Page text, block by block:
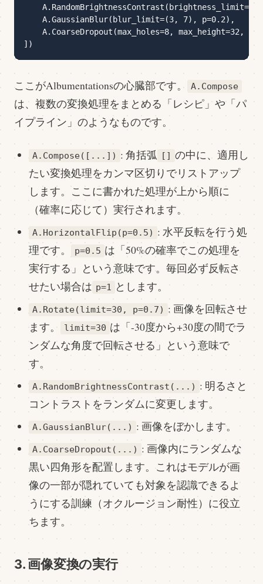
    A.GaussianBlur(blur_limit=(3, 7), p=0.2),
A.CoarseDropout(max_holes=8, max_height=32,
ここがAlbumentationsの心臓部です。 A.Compose
は、複数の変換処理をまとめる「レシピ」や「パ
イプライン」のようなものです。
A.Compose([...]) : 角括弧 [] の中に、適用し
たい変換処理をカンマ区切りでリストアップ
します。ここに書かれた処理が上から順に
（確率に応じて）実行されます。
A.HorizontalFlip(p=0.5) : 水平反転を行う処
理です。
p=0.5 は「50%の確率でこの処理を
実行する」という意味です。毎回必ず反転さ
せたい場合は p=1 とします。
A.Rotate(limit=30, p=0.7) : 画像を回転させ
ます。
limit=30 は「-30度から+30度の間でラ
ンダムな角度で回転させる」という意味で
す。
A.RandomBrightnessContrast(...) : 明るさと
コントラストをランダムに変更します。
A.GaussianBlur(...) : 画像をぼかします。
A.CoarseDropout(...) : 画像内にランダムな
黒い四角形を配置します。これはモデルが画
像の一部が隠れていても対象を認識できるよ
うにする訓練（オクルージョン耐性）に役立
ちます。
3. 画像変換の実行